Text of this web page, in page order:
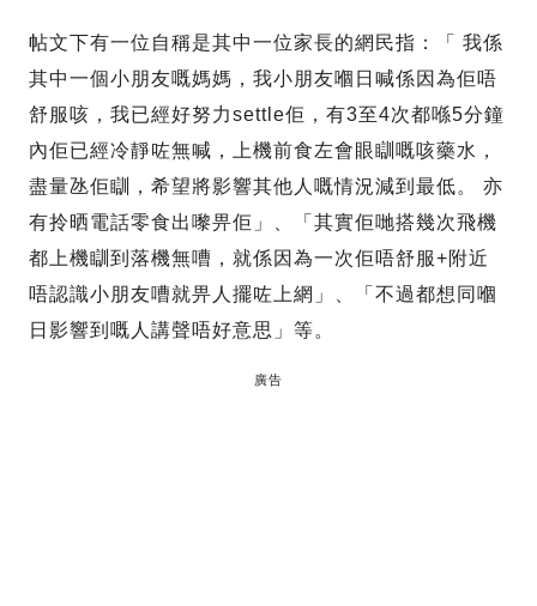
帖文下有一位自稱是其中一位家長的網民指：「 我係
其中一個小朋友嘅媽媽，我小朋友嗰日喊係因為佢唔
舒服咳，我已經好努力settle佢，有3至4次都喺5分鐘
內佢已經冷靜咗無喊，上機前食左會眼瞓嘅咳藥水，
盡量氹佢瞓，希望將影響其他人嘅情況減到最低。 亦
有拎晒電話零食出嚟畀佢」、「其實佢哋搭幾次飛機
都上機瞓到落機無嘈，就係因為一次佢唔舒服+附近
唔認識小朋友嘈就畀人擺咗上網」、「不過都想同嗰
日影響到嘅人講聲唔好意思」等。
廣告